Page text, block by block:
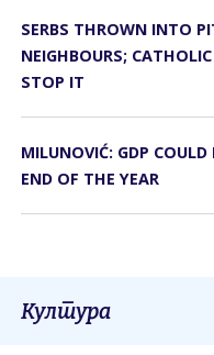
SERBS THROWN INTO
NEIGHBOURS;
STOP IT
MILUNOVIĆ: GDP
END OF THE YEAR
Култура